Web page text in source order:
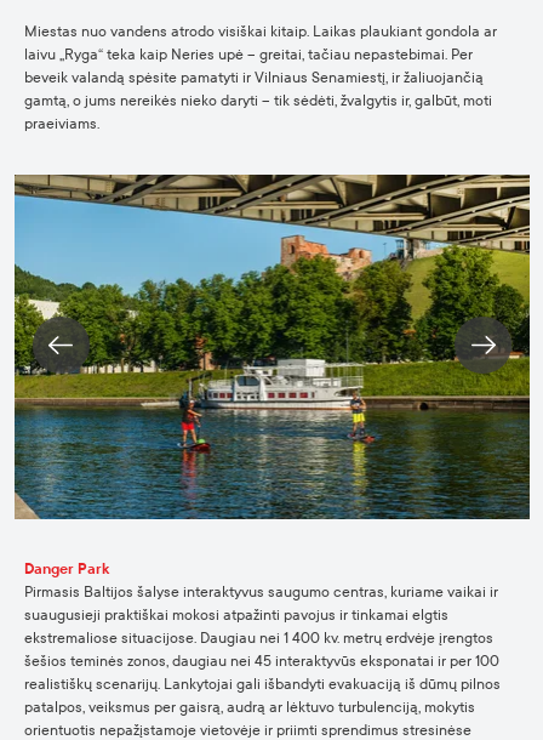
Miestas nuo vandens atrodo visiškai kitaip. Laikas plaukiant gondola ar
laivu „Ryga“ teka kaip Neries upė – greitai, tačiau nepastebimai. Per
beveik valandą spėsite pamatyti ir Vilniaus Senamiestį, ir žaliuojančią
gamtą, o jums nereikės nieko daryti – tik sėdėti, žvalgytis ir, galbūt, moti
praeiviams.
Danger Park
Pirmasis Baltijos šalyse interaktyvus saugumo centras, kuriame vaikai ir
suaugusieji praktiškai mokosi atpažinti pavojus ir tinkamai elgtis
ekstremaliose situacijose. Daugiau nei 1 400 kv. metrų erdvėje įrengtos
šešios teminės zonos, daugiau nei 45 interaktyvūs eksponatai ir per 100
realistiškų scenarijų. Lankytojai gali išbandyti evakuaciją iš dūmų pilnos
patalpos, veiksmus per gaisrą, audrą ar lėktuvo turbulenciją, mokytis
orientuotis nepažįstamoje vietovėje ir priimti sprendimus stresinėse